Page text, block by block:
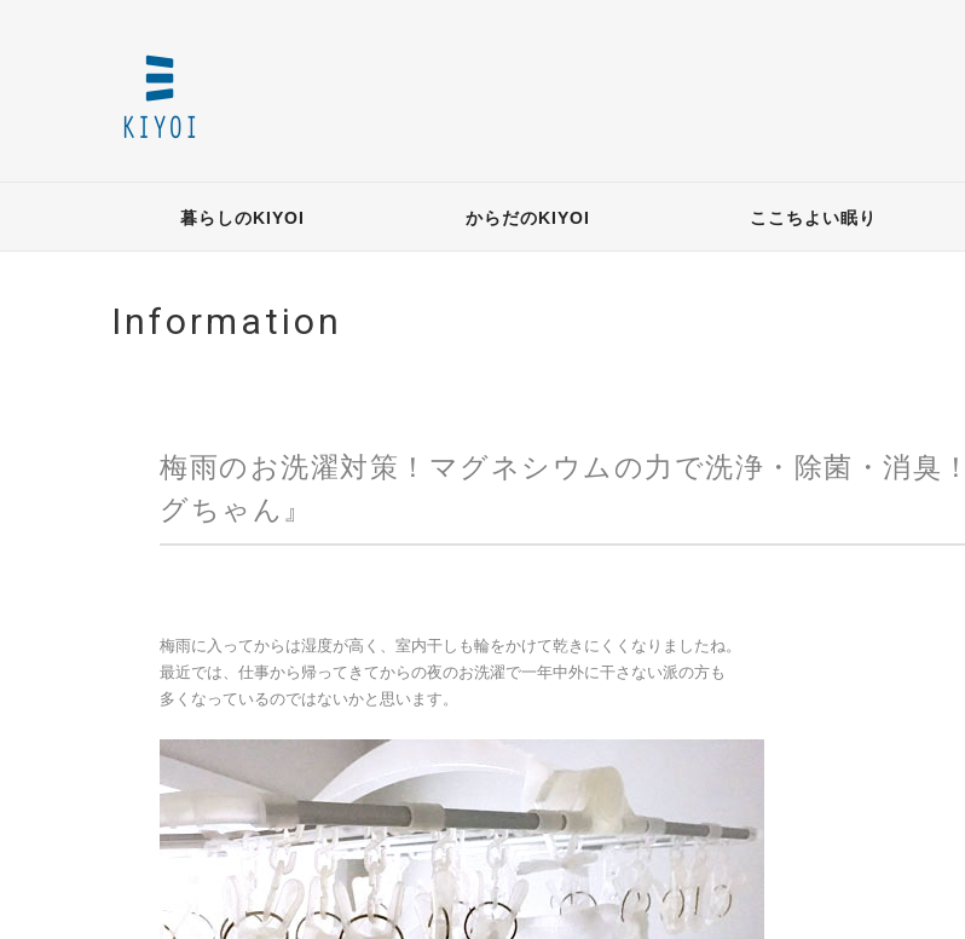
暮らしのKIYOI からだのKIYOI ここちよい眠り
Information
梅雨のお洗濯対策！マグネシウムの力で洗浄・除菌・消臭
グちゃん』
梅雨に入ってからは湿度が高く、室内干しも輪をかけて乾きにくくなりましたね。
最近では、仕事から帰ってきてからの夜のお洗濯で一年中外に干さない派の方も
多くなっているのではないかと思います。